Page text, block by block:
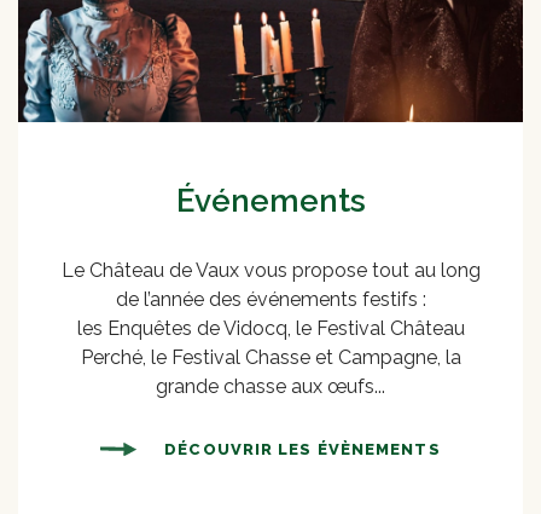
Événements
Le Château de Vaux vous propose tout au long
de l’année des événements festifs :
les Enquêtes de Vidocq, le Festival Château
Perché, le Festival Chasse et Campagne, la
grande chasse aux œufs...
DÉCOUVRIR LES ÉVÈNEMENTS